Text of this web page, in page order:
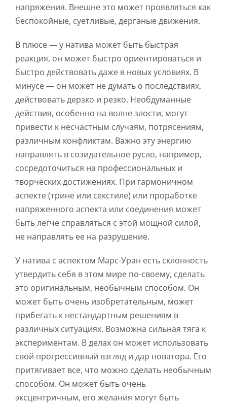
напряжения. Внешне это может проявляться как
беспокойные, суетливые, дерганые движения.
В плюсе — у натива может быть быстрая
реакция, он может быстро ориентироваться и
быстро действовать даже в новых условиях. В
минусе — он может не думать о последствиях,
действовать дерзко и резко. Необдуманные
действия, особенно на волне злости, могут
привести к несчастным случаям, потрясениям,
различным конфликтам. Важно эту энергию
направлять в созидательное русло, например,
сосредоточиться на профессиональных и
творческих достижениях. При гармоничном
аспекте (трине или секстиле) или проработке
напряженного аспекта или соединения может
быть легче справляться с этой мощной силой,
не направлять ее на разрушение.
У натива с аспектом Марс-Уран есть склонность
утвердить себя в этом мире по-своему, сделать
это оригинальным, необычным способом. Он
может быть очень изобретательным, может
прибегать к нестандартным решениям в
различных ситуациях. Возможна сильная тяга к
экспериментам. В делах он может использовать
свой прогрессивный взгляд и дар новатора. Его
притягивает все, что можно сделать необычным
способом. Он может быть очень
эксцентричным, его желания могут быть